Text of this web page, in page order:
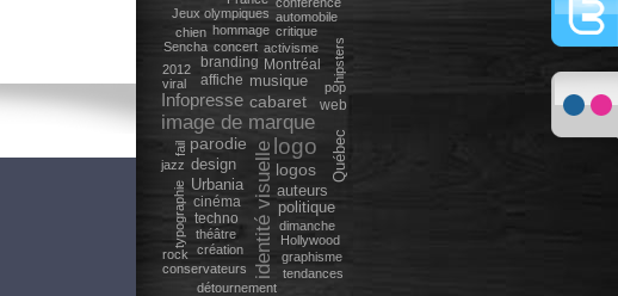
logo
identité visuelle
image de marque
Infopresse
logos
cabaret
parodie
auteurs
design
musique
politique
Québec
Urbania
web
affiche
branding
cinéma
Montréal
techno dimanche
activisme
concert
Hollywood
théâtre
critique
création
fail
graphisme
pop
Sencha
hommage
jazz
typographie
automobile
Jeux olympiques
tendances
viral
2012
chien
conservateurs
détournement
hipsters
rock